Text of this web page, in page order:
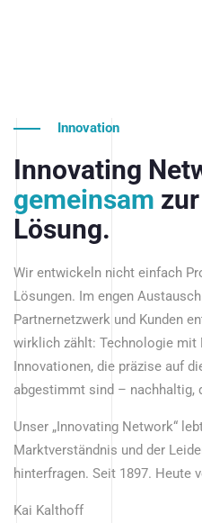
Innovation
Innovating
gemeinsam
Lösung.
Wir entwickeln nicht einfach
Lösungen. Im engen
Partnernetzwerk und Kunden
wirklich zählt: Technologie mit
Innovationen, die präzise auf
abgestimmt sind – nachhaltig,
Unser „Innovating Network“
Marktverständnis und der
hinterfragen. Seit 1897. Heute
Kai Kalthoff